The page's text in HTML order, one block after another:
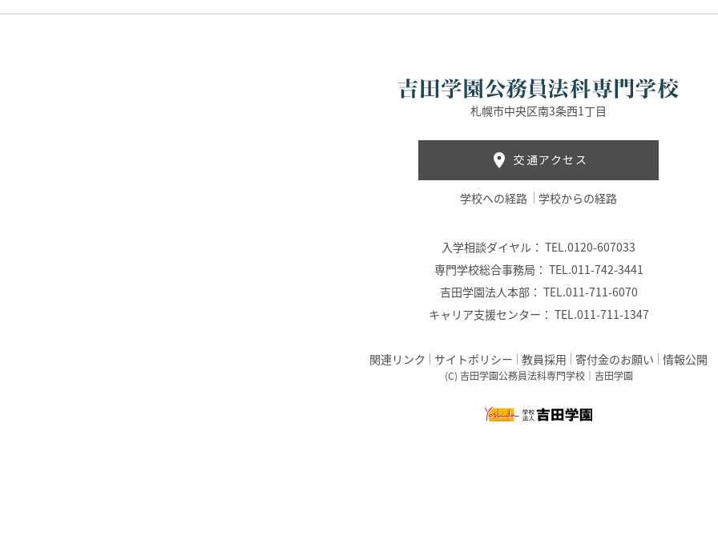
札幌市中央区南3条西1丁目
交通アクセス
学校への経路 学校からの経路
入学相談ダイヤル： TEL.0120-607033
専門学校総合事務局： TEL.011-742-3441
吉田学園法人本部： TEL.011-711-6070
キャリア支援センター： TEL.011-711-1347
関連リンク サイトポリシー 教員採用 寄付金のお願い 情報公開
(C) 吉田学園公務員法科専門学校｜吉田学園